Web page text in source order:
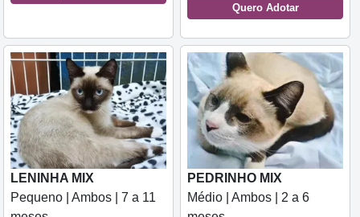
Quero Adotar
LENINHA MIX
Pequeno | Ambos | 7 a 11
PEDRINHO MIX
Médio | Ambos | 2 a 6